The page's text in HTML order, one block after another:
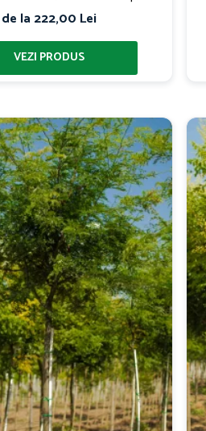
de la 222,00 Lei